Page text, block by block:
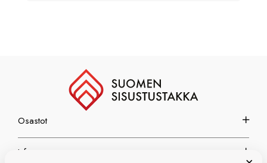
Osastot
Info